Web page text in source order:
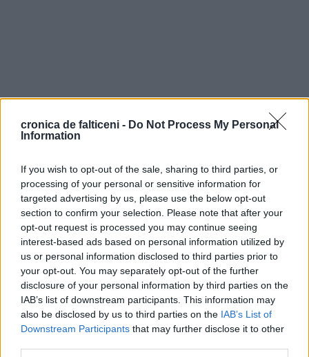
cronica de falticeni - Do Not Process My Personal
Information
If you wish to opt-out of the sale, sharing to third parties, or
processing of your personal or sensitive information for
targeted advertising by us, please use the below opt-out
section to confirm your selection. Please note that after your
opt-out request is processed you may continue seeing
interest-based ads based on personal information utilized by
us or personal information disclosed to third parties prior to
your opt-out. You may separately opt-out of the further
disclosure of your personal information by third parties on the
IAB’s list of downstream participants. This information may
also be disclosed by us to third parties on the IAB’s List of
Downstream Participants that may further disclose it to other